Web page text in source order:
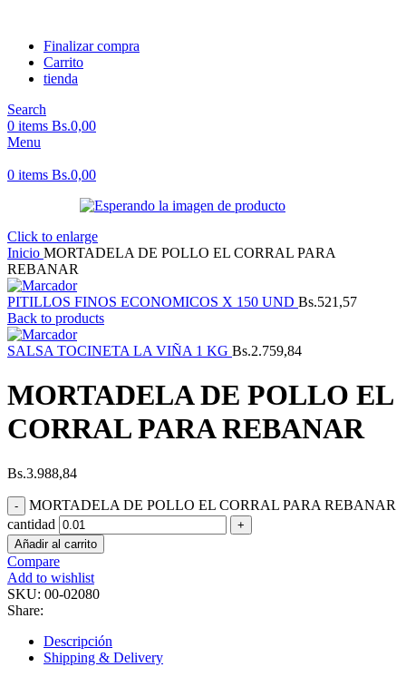
Finalizar compra
Carrito
tienda
Search
0 items Bs.0,00
Menu
0 items Bs.0,00
Click to enlarge
Inicio MORTADELA DE POLLO EL CORRAL PARA
REBANAR
PITILLOS FINOS ECONOMICOS X 150 UND Bs.521,57
Back to products
SALSA TOCINETA LA VIÑA 1 KG Bs.2.759,84
MORTADELA DE POLLO EL
CORRAL PARA REBANAR
Bs.3.988,84
MORTADELA DE POLLO EL CORRAL PARA REBANAR
cantidad
Añadir al carrito
Compare
Add to wishlist
SKU: 00-02080
Share:
Descripción
Shipping & Delivery